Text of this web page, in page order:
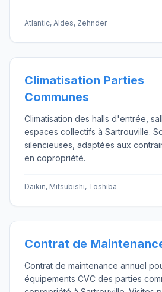
Atlantic, Aldes, Zehnder
Climatisation Parties
Communes
Climatisation des halls d'entrée,
espaces collectifs à Sartrouville.
silencieuses, adaptées aux
en copropriété.
Daikin, Mitsubishi, Toshiba
Contrat de
Contrat de maintenance annuel
équipements CVC des parties